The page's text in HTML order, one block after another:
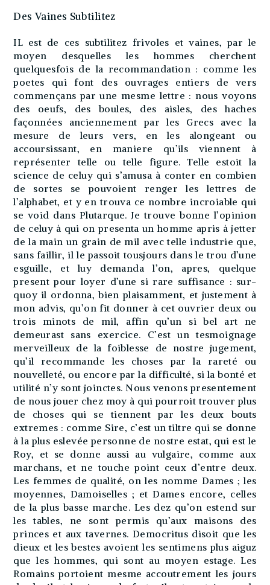
Des Vaines Subtilitez
IL est de ces subtilitez frivoles et vaines, par le
moyen desquelles les hommes cherchent
quelquesfois de la recommandation : comme les
poetes qui font des ouvrages entiers de vers
commençans par une mesme lettre : nous voyons
des oeufs, des boules, des aisles, des haches
façonnées anciennement par les Grecs avec la
mesure de leurs vers, en les alongeant ou
accoursissant, en maniere qu’ils viennent à
représenter telle ou telle figure. Telle estoit la
science de celuy qui s’amusa à conter en combien
de sortes se pouvoient renger les lettres de
l’alphabet, et y en trouva ce nombre incroiable qui
se void dans Plutarque. Je trouve bonne l’opinion
de celuy à qui on presenta un homme apris à jetter
de la main un grain de mil avec telle industrie que,
sans faillir, il le passoit tousjours dans le trou d’une
esguille, et luy demanda l’on, apres, quelque
present pour loyer d’une si rare suffisance : sur-
quoy il ordonna, bien plaisamment, et justement à
mon advis, qu’on fit donner à cet ouvrier deux ou
trois minots de mil, affin qu’un si bel art ne
demeurast sans exercice. C’est un tesmoignage
merveilleux de la foiblesse de nostre jugement,
qu’il recommande les choses par la rareté ou
nouvelleté, ou encore par la difficulté, si la bonté et
utilité n’y sont joinctes. Nous venons presentement
de nous jouer chez moy à qui pourroit trouver plus
de choses qui se tiennent par les deux bouts
extremes : comme Sire, c’est un tiltre qui se donne
à la plus eslevée personne de nostre estat, qui est le
Roy, et se donne aussi au vulgaire, comme aux
marchans, et ne touche point ceux d’entre deux.
Les femmes de qualité, on les nomme Dames ; les
moyennes, Damoiselles ; et Dames encore, celles
de la plus basse marche. Les dez qu’on estend sur
les tables, ne sont permis qu’aux maisons des
princes et aux tavernes. Democritus disoit que les
dieux et les bestes avoient les sentimens plus aiguz
que les hommes, qui sont au moyen estage. Les
Romains portoient mesme accoutrement les jours